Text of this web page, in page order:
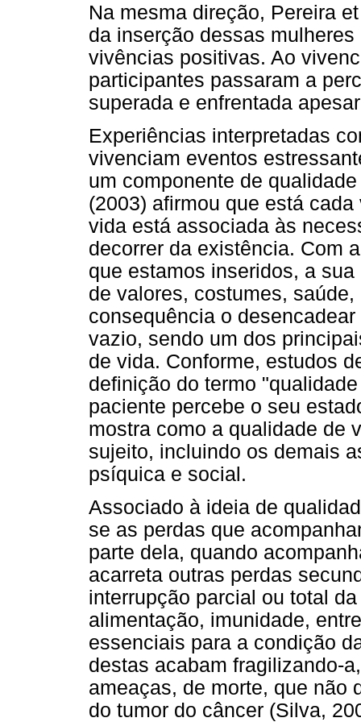
Na mesma direção, Pereira
da inserção dessas
vivências positivas. Ao
participantes passaram a
superada e enfrentada
Experiências interpretadas
vivenciam eventos
um componente de
(2003) afirmou que está
vida está associada às
decorrer da existência. Com
que estamos inseridos, a
de valores, costumes,
consequência o
vazio, sendo um dos
de vida. Conforme, estudos
definição do termo
paciente percebe o seu
mostra como a qualidade de
sujeito, incluindo os demais
psíquica e social.
Associado à ideia de
se as perdas que
parte dela, quando
acarreta outras perdas
interrupção parcial ou total
alimentação, imunidade,
essenciais para a condição
destas acabam fragilizando-
ameaças, de morte, que não
do tumor do câncer (Silva,